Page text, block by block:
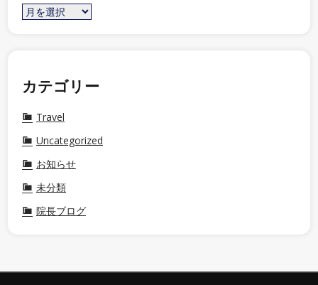
カテゴリー
Travel
Uncategorized
お知らせ
未分類
院長ブログ